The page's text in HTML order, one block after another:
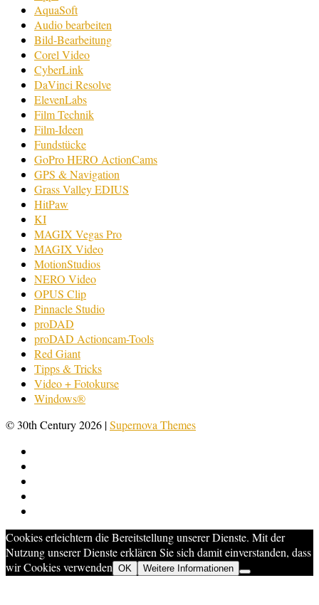
AquaSoft
Audio bearbeiten
Bild-Bearbeitung
Corel Video
CyberLink
DaVinci Resolve
ElevenLabs
Film Technik
Film-Ideen
Fundstücke
GoPro HERO ActionCams
GPS & Navigation
Grass Valley EDIUS
HitPaw
KI
MAGIX Vegas Pro
MAGIX Video
MotionStudios
NERO Video
OPUS Clip
Pinnacle Studio
proDAD
proDAD Actioncam-Tools
Red Giant
Tipps & Tricks
Video + Fotokurse
Windows®
© 30th Century 2026 |Supernova Themes
Cookies erleichtern die Bereitstellung unserer Dienste. Mit der
Nutzung unserer Dienste erklären Sie sich damit einverstanden, dass
wir Cookies verwenden OK Weitere Informationen